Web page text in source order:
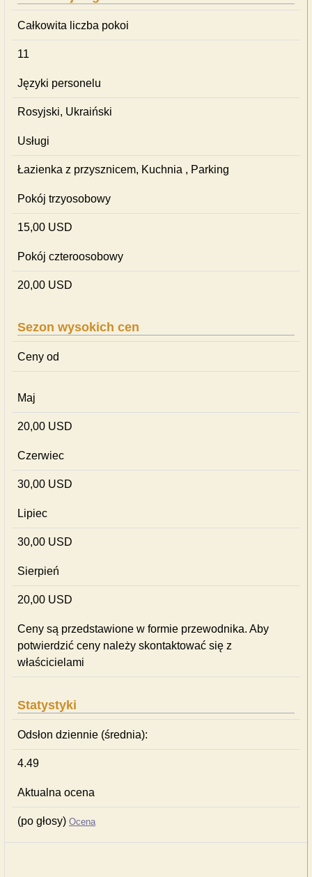
Całkowita liczba pokoi
11
Języki personelu
Rosyjski, Ukraiński
Usługi
Łazienka z przysznicem, Kuchnia , Parking
Pokój trzyosobowy
15,00 USD
Pokój czteroosobowy
20,00 USD
Sezon wysokich cen
Ceny od
Maj
20,00 USD
Czerwiec
30,00 USD
Lipiec
30,00 USD
Sierpień
20,00 USD
Ceny są przedstawione w formie przewodnika. Aby
potwierdzić ceny należy skontaktować się z
właścicielami
Statystyki
Odsłon dziennie (średnia):
4.49
Aktualna ocena
(po głosy) Ocena